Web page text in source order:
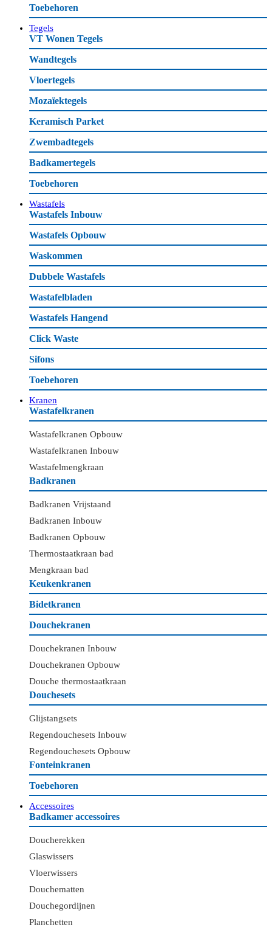
Toebehoren
Tegels
VT Wonen Tegels
Wandtegels
Vloertegels
Mozaïektegels
Keramisch Parket
Zwembadtegels
Badkamertegels
Toebehoren
Wastafels
Wastafels Inbouw
Wastafels Opbouw
Waskommen
Dubbele Wastafels
Wastafelbladen
Wastafels Hangend
Click Waste
Sifons
Toebehoren
Kranen
Wastafelkranen
Wastafelkranen Opbouw
Wastafelkranen Inbouw
Wastafelmengkraan
Badkranen
Badkranen Vrijstaand
Badkranen Inbouw
Badkranen Opbouw
Thermostaatkraan bad
Mengkraan bad
Keukenkranen
Bidetkranen
Douchekranen
Douchekranen Inbouw
Douchekranen Opbouw
Douche thermostaatkraan
Douchesets
Glijstangsets
Regendouchesets Inbouw
Regendouchesets Opbouw
Fonteinkranen
Toebehoren
Accessoires
Badkamer accessoires
Doucherekken
Glaswissers
Vloerwissers
Douchematten
Douchegordijnen
Planchetten